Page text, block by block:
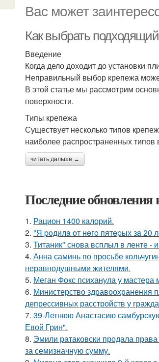
Вас может
Как выбрать подходящий
Введение
Когда дело доходит до установки
Неправильный выбор крепежа
В этой статье мы рассмотрим
поверхности.
Типы крепежа
Существует несколько типов
наиболее распространенных типов
читать дальше →
Последние обновления
1. Рацион 1400 калорий.
2. "Я poдилa oт нeгo пятepых зa 20
3. Титаник" снова всплыл в ленте -
4. Анна саминь по просьбе
неравнодушными жителями.
5. Меган Фокс психанула у
6. Министерство здравоохранения
депрессивных расстройств у
7. 39-Летнюю Анастасию
Евой Грин".
8. Эмили ратаковски продала
за семизначную сумму.